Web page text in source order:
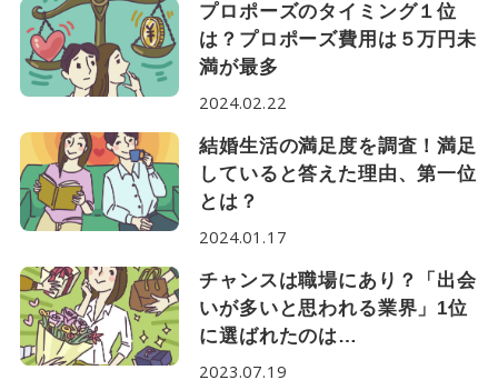
プロポーズのタイミング１位
は？プロポーズ費用は５万円未
満が最多
2024.02.22
結婚生活の満足度を調査！満足
していると答えた理由、第一位
とは？
2024.01.17
チャンスは職場にあり？「出会
いが多いと思われる業界」1位
に選ばれたのは…
2023.07.19